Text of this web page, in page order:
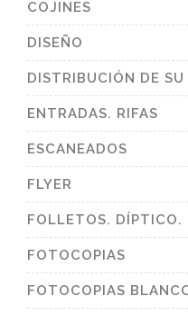
COJINES
DISEÑO
DISTRIBUCIÓN DE
ENTRADAS. RIFAS
ESCANEADOS
FLYER
FOLLETOS. DÍPTICO.
FOTOCOPIAS
FOTOCOPIAS